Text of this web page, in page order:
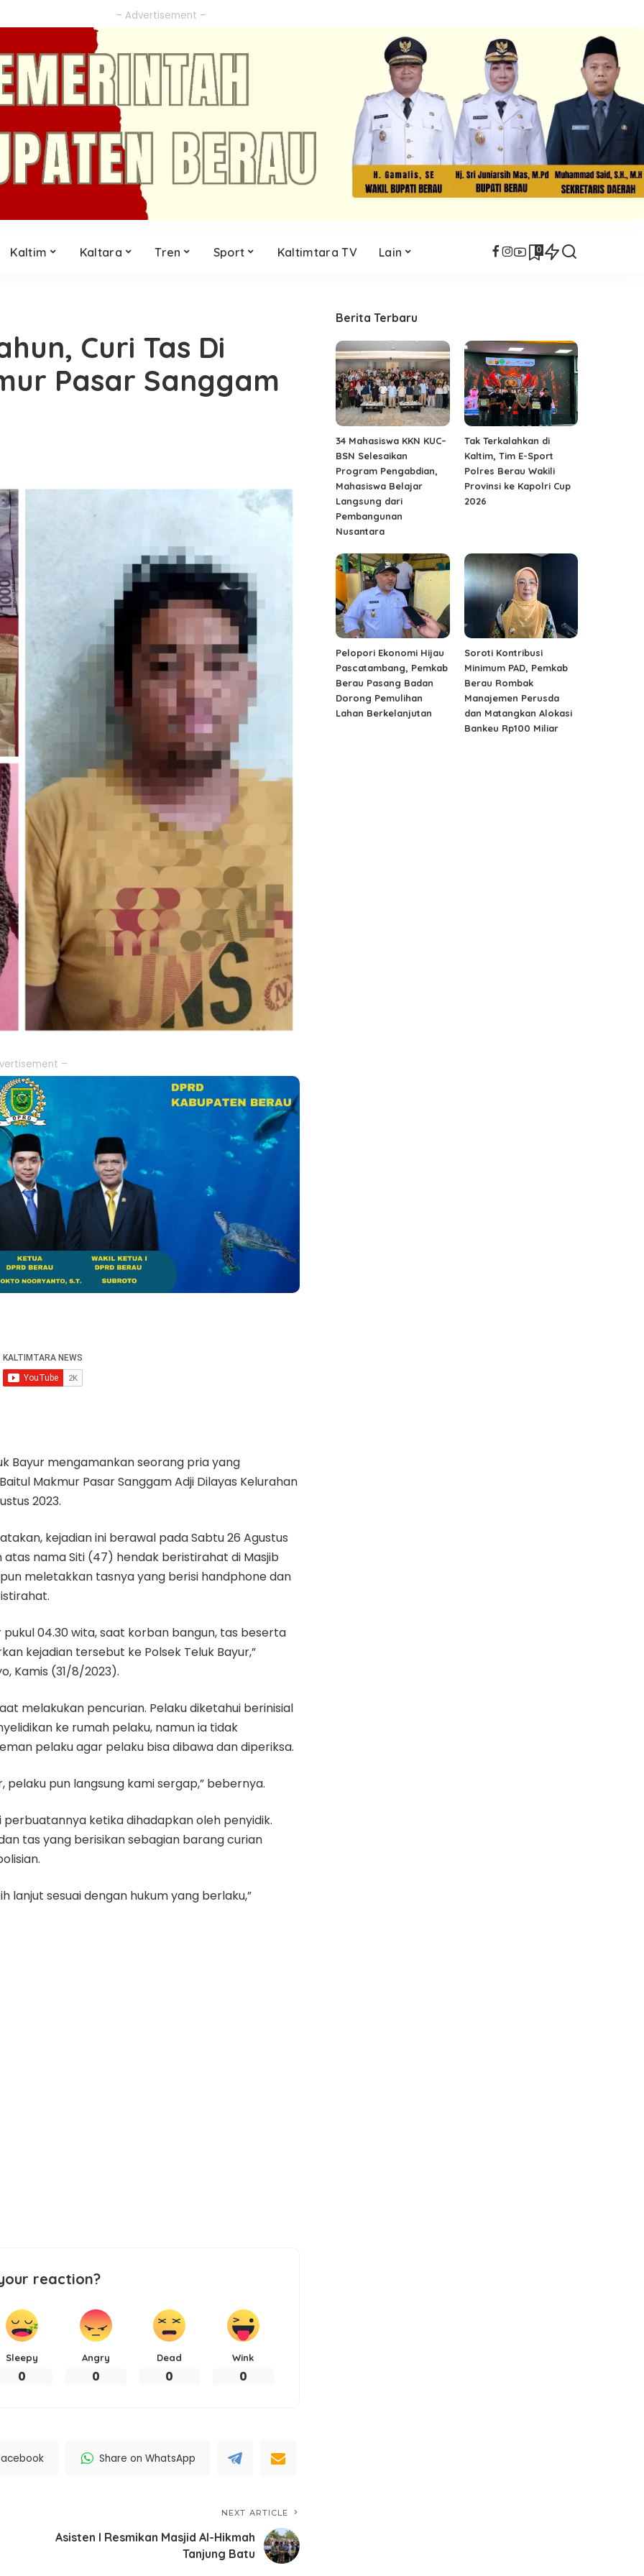
– Advertisement –
Kaltim Kaltara Tren Sport Kaltimtara TV Lain 0
Curi Tas Di
Pasar Sanggam
–
Bayur mengamankan seorang pria yang
Makmur Pasar Sanggam Adji Dilayas Kelurahan
2023.
kejadian ini berawal pada Sabtu 26 Agustus
atas nama Siti (47) hendak beristirahat di Masjib
meletakkan tasnya yang berisi handphone dan
pukul 04.30 wita, saat korban bangun, tas beserta
kejadian tersebut ke Polsek Teluk Bayur,”
Kamis (31/8/2023).
melakukan pencurian. Pelaku diketahui berinisial
ke rumah pelaku, namun ia tidak
pelaku agar pelaku bisa dibawa dan diperiksa.
pelaku pun langsung kami sergap,” bebernya.
ketika dihadapkan oleh penyidik.
tas yang berisikan sebagian barang curian
lanjut sesuai dengan hukum yang berlaku,”
reaction?
Sleepy
0
Angry
0
Dead
0
Wink
0
Share on WhatsApp
NEXT ARTICLE
Asisten I Resmikan Masjid Al-Hikmah
Tanjung Batu
Berita Terbaru
34 Mahasiswa KKN KUC–
BSN Selesaikan
Program Pengabdian,
Mahasiswa Belajar
Langsung dari
Pembangunan
Nusantara
Tak Terkalahkan di
Kaltim, Tim E-Sport
Polres Berau Wakili
Provinsi ke Kapolri Cup
2026
Pelopori Ekonomi Hijau
Pascatambang, Pemkab
Berau Pasang Badan
Dorong Pemulihan
Lahan Berkelanjutan
Soroti Kontribusi
Minimum PAD, Pemkab
Berau Rombak
Manajemen Perusda
dan Matangkan Alokasi
Bankeu Rp100 Miliar